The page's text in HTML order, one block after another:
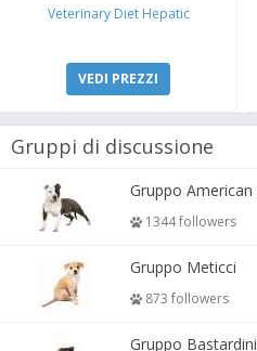
Veterinary Diet Hepatic
VEDI PREZZI
Gruppi di discussione
1344 followers
Gruppo Meticci
873 followers
Gruppo Bastardini